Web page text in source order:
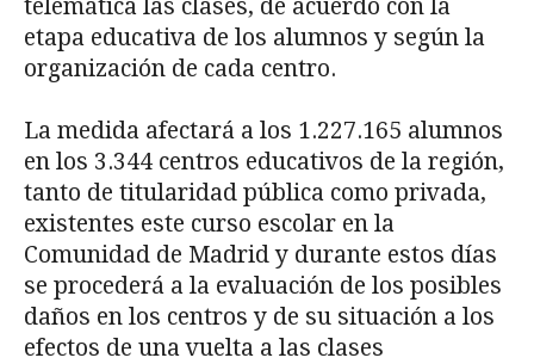
telemática las clases, de acuerdo con la
etapa educativa de los alumnos y según la
organización de cada centro.
La medida afectará a los 1.227.165 alumnos
en los 3.344 centros educativos de la región,
tanto de titularidad pública como privada,
existentes este curso escolar en la
Comunidad de Madrid y durante estos días
se procederá a la evaluación de los posibles
daños en los centros y de su situación a los
efectos de una vuelta a las clases